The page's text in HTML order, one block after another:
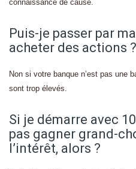
connaissance de cause.
Puis-je passer par
acheter des actions ?
Non si votre banque n’est pas une
sont trop élevés.
Si je démarre avec
pas gagner grand-
l’intérêt, alors ?